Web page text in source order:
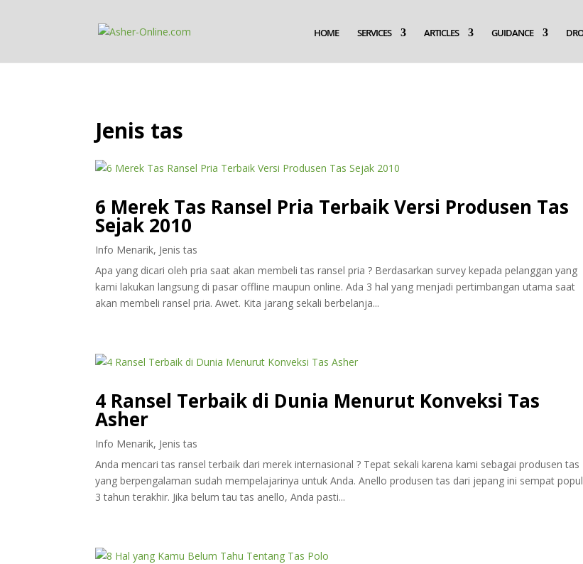
HOME SERVICES ARTICLES GUIDANCE
Jenis tas
6 Merek Tas Ransel Pria Terbaik Versi Produsen Tas
Sejak 2010
Info Menarik, Jenis tas
Apa yang dicari oleh pria saat akan membeli tas ransel pria ? Berdasarkan survey kepada pelanggan yang
kami lakukan langsung di pasar offline maupun online. Ada 3 hal yang menjadi pertimbangan utama saat
akan membeli ransel pria. Awet. Kita jarang sekali berbelanja...
4 Ransel Terbaik di Dunia Menurut Konveksi Tas
Asher
Info Menarik, Jenis tas
Anda mencari tas ransel terbaik dari merek internasional ? Tepat sekali karena kami sebagai produsen tas
yang berpengalaman sudah mempelajarinya untuk Anda. Anello produsen tas dari jepang ini sempat
3 tahun terakhir. Jika belum tau tas anello, Anda pasti...